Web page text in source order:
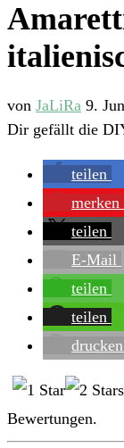
von JaLiRa 9.
Dir gefällt die
teilen
merken
teilen
E-Mail
teilen
teilen
drucken
Bewertungen.